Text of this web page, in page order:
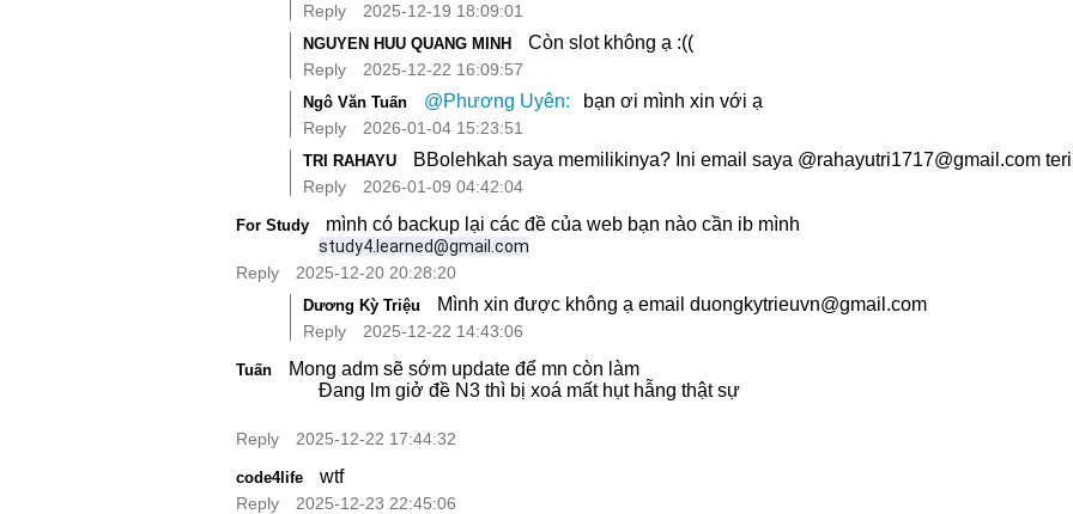
Reply 2025-12-19 18:09:01
NGUYEN HUU QUANG MINH Còn slot không ạ :((
Reply 2025-12-22 16:09:57
Ngô Văn Tuấn @Phương Uyên: bạn ơi mình xin với ạ
Reply 2026-01-04 15:23:51
TRI RAHAYU BBolehkah saya memilikinya? Ini email saya @rahayutri1717@gmail.com
Reply 2026-01-09 04:42:04
For Study mình có backup lại các đề của web bạn nào cần ib mình
study4.learned@gmail.com
Reply
2025-12-20 20:28:20
Dương Kỳ Triệu Mình xin được không ạ email duongkytrieuvn@gmail.com
Reply 2025-12-22 14:43:06
Tuấn
Mong adm sẽ sớm update để mn còn làm
Đang lm giở đề N3 thì bị xoá mất hụt hẫng thật sự
Reply 2025-12-22 17:44:32
code4life wtf
Reply 2025-12-23 22:45:06